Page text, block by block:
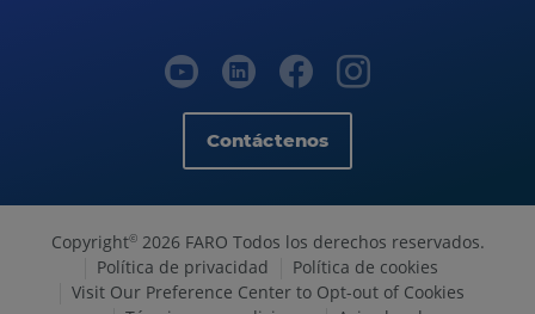
Contáctenos
Copyright©2026 FARO Todos los derechos reservados.
Política de privacidad
Política de cookies
Visit Our Preference Center to Opt-out of Cookies